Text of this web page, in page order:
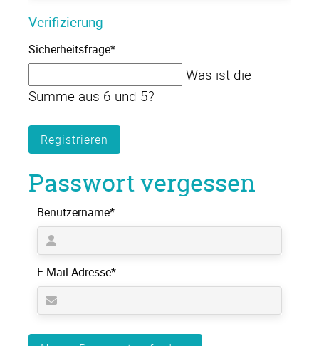
Verifizierung
Pflichtfeld
Sicherheitsfrage*
Was ist die
Summe aus 6 und 5?
Registrieren
Passwort vergessen
Pflichtfeld
Benutzername*
Pflichtfeld
E-Mail-Adresse*